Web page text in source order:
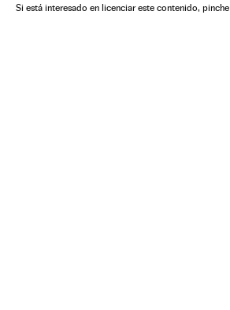
Si está interesado en licenciar este contenido, pinche